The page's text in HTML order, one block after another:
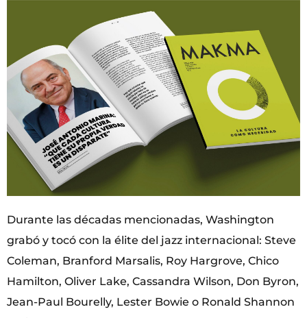
Durante las décadas mencionadas, Washington
grabó y tocó con la élite del jazz internacional: Steve
Coleman, Branford Marsalis, Roy Hargrove, Chico
Hamilton, Oliver Lake, Cassandra Wilson, Don Byron,
Jean-Paul Bourelly, Lester Bowie o Ronald Shannon